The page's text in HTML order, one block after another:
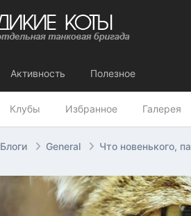
Клубы Избранное Галерея
Активность Полезное
Блоги General Что новенького,